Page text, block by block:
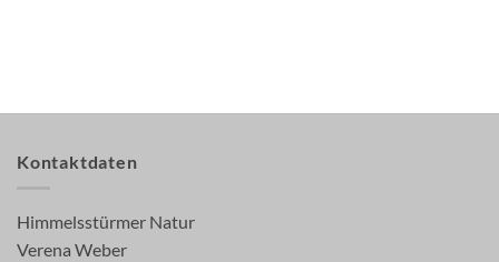
Kontaktdaten
Himmelsstürmer Natur
Verena Weber